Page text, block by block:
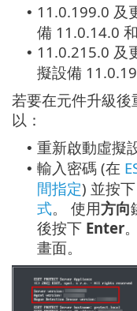
• 11.0.199.0 及
備 11.0.14.0
• 11.0.215.0 及
擬設備
若要在元件升級
以：
• 重新啟動虛擬
• 輸入密碼 (在
間指定) 並按下
式。 使用方向
後按下 Enter
畫面。